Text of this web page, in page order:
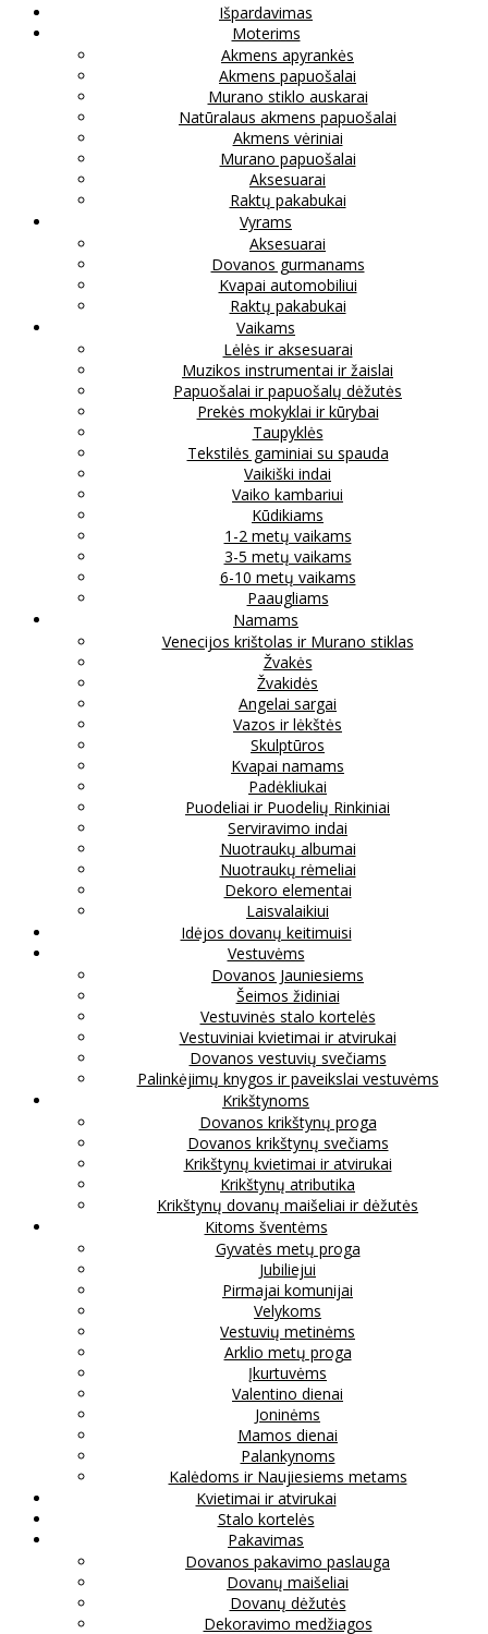
Išpardavimas
Moterims
Akmens apyrankės
Akmens papuošalai
Murano stiklo auskarai
Natūralaus akmens papuošalai
Akmens vėriniai
Murano papuošalai
Aksesuarai
Raktų pakabukai
Vyrams
Aksesuarai
Dovanos gurmanams
Kvapai automobiliui
Raktų pakabukai
Vaikams
Lėlės ir aksesuarai
Muzikos instrumentai ir žaislai
Papuošalai ir papuošalų dėžutės
Prekės mokyklai ir kūrybai
Taupyklės
Tekstilės gaminiai su spauda
Vaikiški indai
Vaiko kambariui
Kūdikiams
1-2 metų vaikams
3-5 metų vaikams
6-10 metų vaikams
Paaugliams
Namams
Venecijos krištolas ir Murano stiklas
Žvakės
Žvakidės
Angelai sargai
Vazos ir lėkštės
Skulptūros
Kvapai namams
Padėkliukai
Puodeliai ir Puodelių Rinkiniai
Serviravimo indai
Nuotraukų albumai
Nuotraukų rėmeliai
Dekoro elementai
Laisvalaikiui
Idėjos dovanų keitimuisi
Vestuvėms
Dovanos Jauniesiems
Šeimos židiniai
Vestuvinės stalo kortelės
Vestuviniai kvietimai ir atvirukai
Dovanos vestuvių svečiams
Palinkėjimų knygos ir paveikslai vestuvėms
Krikštynoms
Dovanos krikštynų proga
Dovanos krikštynų svečiams
Krikštynų kvietimai ir atvirukai
Krikštynų atributika
Krikštynų dovanų maišeliai ir dėžutės
Kitoms šventėms
Gyvatės metų proga
Jubiliejui
Pirmajai komunijai
Velykoms
Vestuvių metinėms
Arklio metų proga
Įkurtuvėms
Valentino dienai
Joninėms
Mamos dienai
Palankynoms
Kalėdoms ir Naujiesiems metams
Kvietimai ir atvirukai
Stalo kortelės
Pakavimas
Dovanos pakavimo paslauga
Dovanų maišeliai
Dovanų dėžutės
Dekoravimo medžiagos